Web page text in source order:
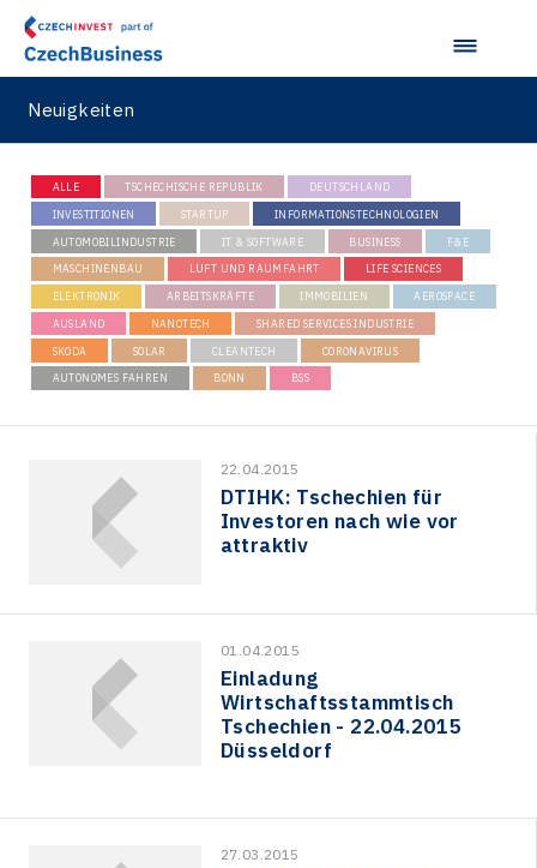
Neuigkeiten
ALLE TSCHECHISCHE REPUBLIK DEUTSCHLAND
INVESTITIONEN STARTUP INFORMATIONSTECHNOLOGIEN
AUTOMOBILINDUSTRIE IT & SOFTWARE BUSINESS F&E
MASCHINENBAU LUFT UND RAUMFAHRT LIFE SCIENCES
ELEKTRONIK ARBEITSKRÄFTE IMMOBILIEN AEROSPACE
AUSLAND NANOTECH SHARED SERVICES INDUSTRIE
SKODA SOLAR CLEANTECH CORONAVIRUS
AUTONOMES FAHREN BONN BSS
22.04.2015
DTIHK: Tschechien für
Investoren nach wie vor
attraktiv
01.04.2015
Einladung
Wirtschaftsstammtisch
Tschechien - 22.04.2015
Düsseldorf
27.03.2015